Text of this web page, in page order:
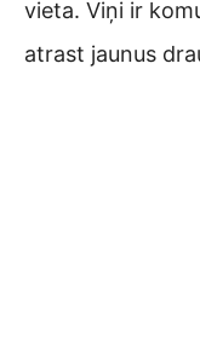
vieta. Viņi ir
atrast jaunus